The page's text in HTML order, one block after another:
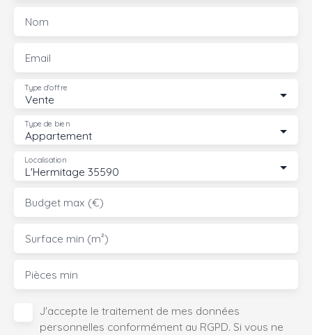
Nom
Email
Vente
Type d'offre
Appartement
Type de bien
L'Hermitage 35590
Localisation
Budget max (€)
Surface min (m²)
Pièces min
J'accepte le traitement de mes données
personnelles conformément au RGPD. Si vous ne